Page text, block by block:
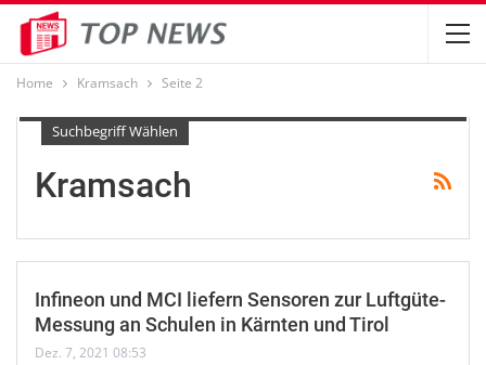
Home Kramsach Seite 2
Suchbegriff Wählen
Kramsach
Infineon und MCI liefern Sensoren zur Luftgüte-
Messung an Schulen in Kärnten und Tirol
Dez. 7, 2021 08:53